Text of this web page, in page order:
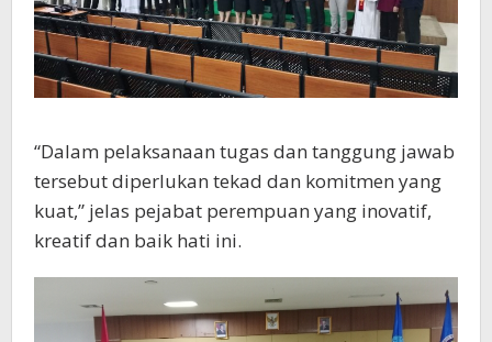
“Dalam pelaksanaan tugas dan tanggung jawab
tersebut diperlukan tekad dan komitmen yang
kuat,” jelas pejabat perempuan yang inovatif,
kreatif dan baik hati ini.